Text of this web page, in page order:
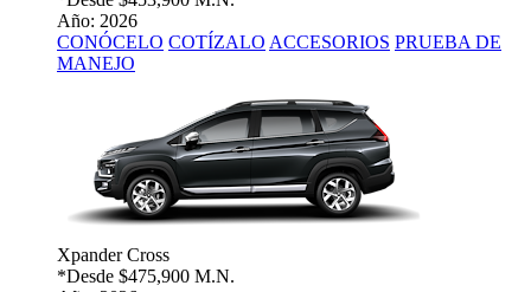
Año: 2026
CONÓCELO COTÍZALO ACCESORIOS PRUEBA DE
MANEJO
Xpander Cross
*Desde $475,900 M.N.